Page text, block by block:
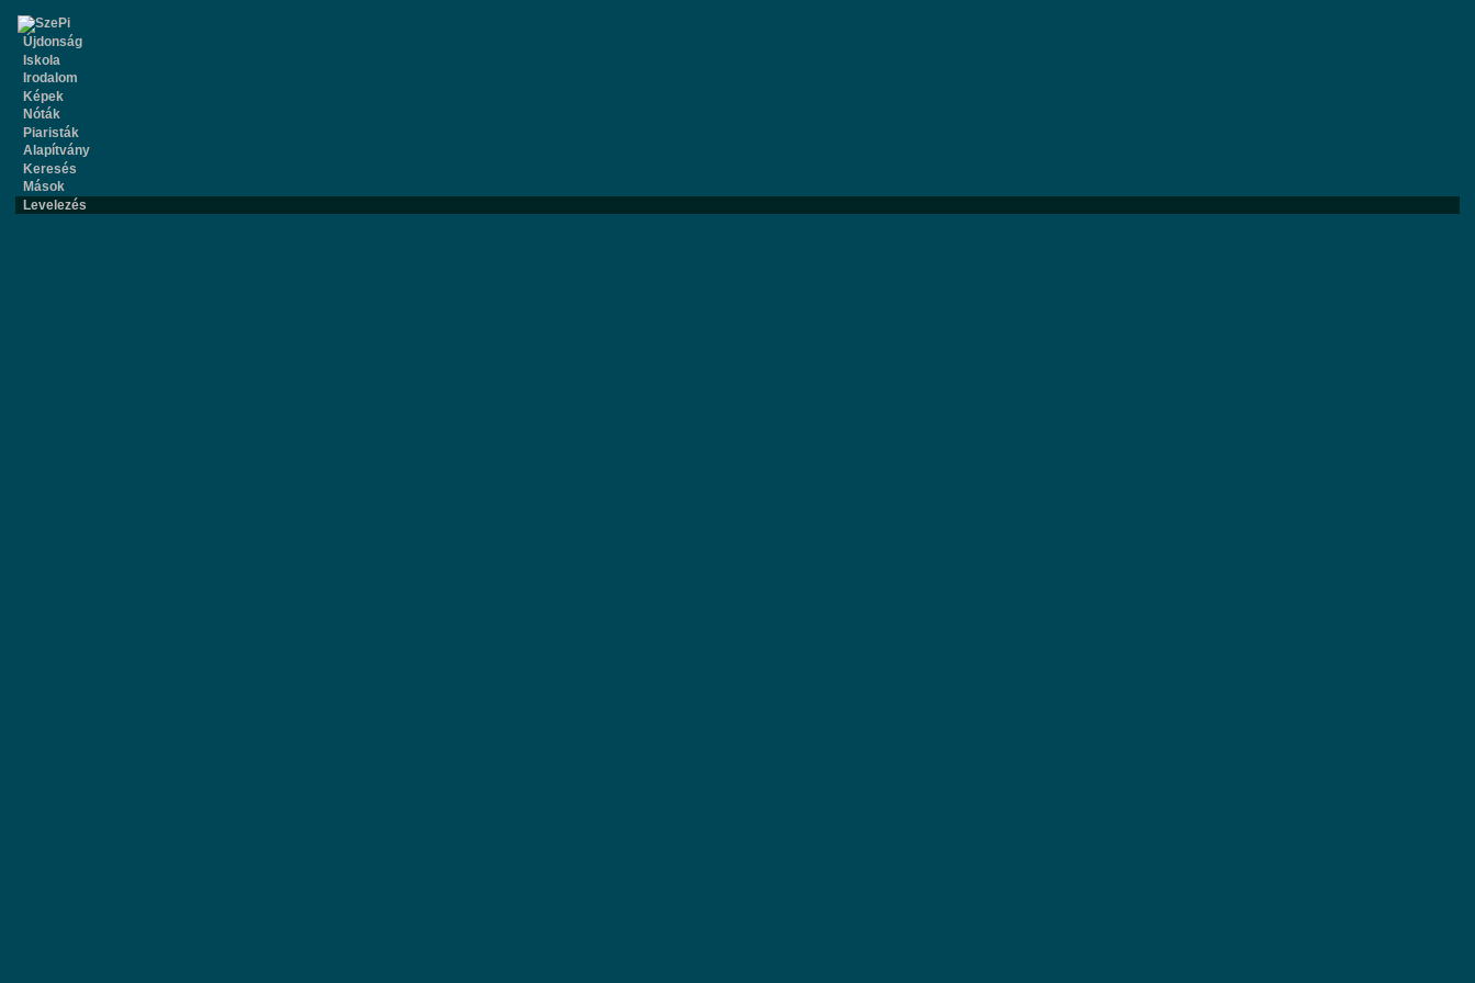
Újdonság
Iskola
Irodalom
Képek
Nóták
Piaristák
Alapítvány
Keresés
Mások
Levelezés